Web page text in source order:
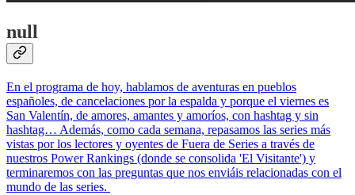
null
En el programa de hoy, hablamos de aventuras en pueblos
españoles, de cancelaciones por la espalda y porque el viernes es
San Valentín, de amores, amantes y amoríos, con hashtag y sin
hashtag… Además, como cada semana, repasamos las series más
vistas por los lectores y oyentes de Fuera de Series a través de
nuestros Power Rankings (donde se consolida 'El Visitante') y
terminaremos con las preguntas que nos enviáis relacionadas con el
mundo de las series.